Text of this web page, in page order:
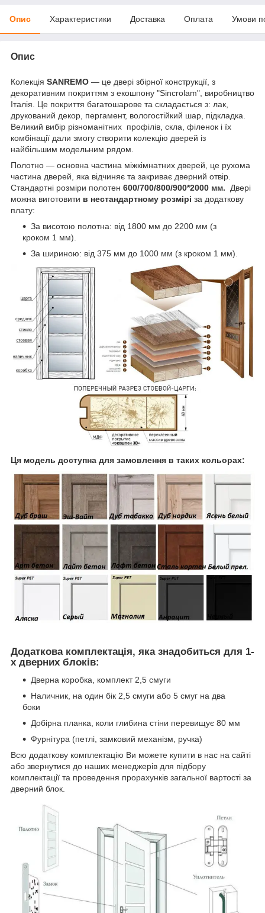
Опис Характеристики Доставка Оплата Умови
Опис
Колекція SANREMO — це двері збірної конструкції, з
декоративним покриттям з екошпону "Sincrolam", виробництво
Італія. Це покриття багатошарове та складається з: лак,
друкований декор, пергамент, вологостійкий шар, підкладка.
Великий вибір різноманітних профілів, скла, філенок і їх
комбінації дали змогу створити колекцію дверей із
найбільшим модельним рядом.
Полотно — основна частина міжкімнатних дверей, це рухома
частина дверей, яка відчиняє та закриває дверний отвір.
Стандартні розміри полотен 600/700/800/900*2000 мм. Двері
можна виготовити в нестандартному розмірі за додаткову
плату:
За висотою полотна: від 1800 мм до 2200 мм (з
кроком 1 мм).
За шириною: від 375 мм до 1000 мм (з кроком 1 мм).
Ця модель доступна для замовлення в таких кольорах:
Додаткова комплектація, яка знадобиться для 1-
х дверних блоків:
Дверна коробка, комплект 2,5 смуги
Наличник, на один бік 2,5 смуги або 5 смуг на два
боки
Добірна планка, коли глибина стіни перевищує 80 мм
Фурнітура (петлі, замковий механізм, ручка)
Всю додаткову комплектацію Ви можете купити в нас на сайті
або звернутися до наших менеджерів для підбору
комплектації та проведення прорахунків загальної вартості за
дверний блок.